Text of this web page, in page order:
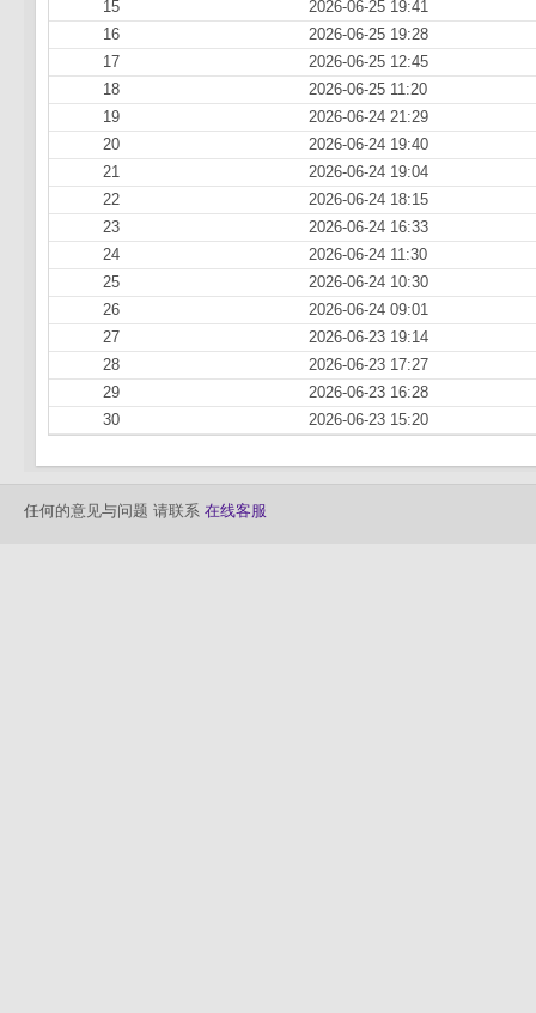
15
2026-06-25 19:41
16
2026-06-25 19:28
17
2026-06-25 12:45
18
2026-06-25 11:20
19
2026-06-24 21:29
20
2026-06-24 19:40
21
2026-06-24 19:04
22
2026-06-24 18:15
23
2026-06-24 16:33
24
2026-06-24 11:30
25
2026-06-24 10:30
26
2026-06-24 09:01
27
2026-06-23 19:14
28
2026-06-23 17:27
29
2026-06-23 16:28
30
2026-06-23 15:20
任何的意见与问题 请联系 在线客服